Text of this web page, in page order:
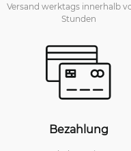
Versand werktags innerhalb
Stunden
Bezahlung